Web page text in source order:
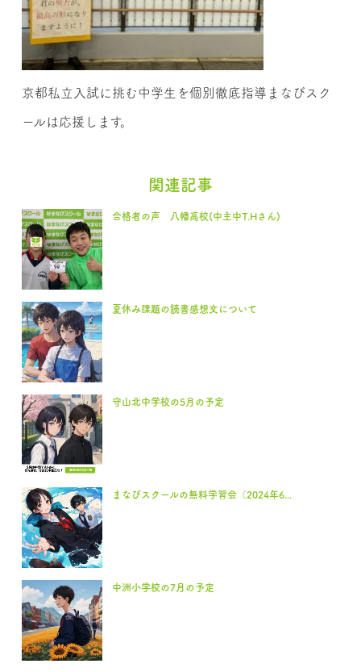
京都私立入試に挑む中学生を個別徹底指導まなびスク
ールは応援します。
関連記事
合格者の声 八幡高校(中主中T.Hさん)
夏休み課題の読書感想文について
守山北中学校の5月の予定
まなびスクールの無料学習会（2024年6...
中洲小学校の7月の予定